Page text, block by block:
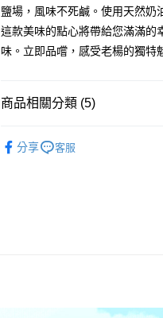
每筆NT$400，滿NT$4,000(含
常溫宅配(本島)，付款後門市自
免運費
鹽場，風味不死鹹。使用天然奶
這款美味的點心將帶給您滿滿的
味。立即品嚐，感受老楊的獨特
商品相關分類 (5)
分享 客服